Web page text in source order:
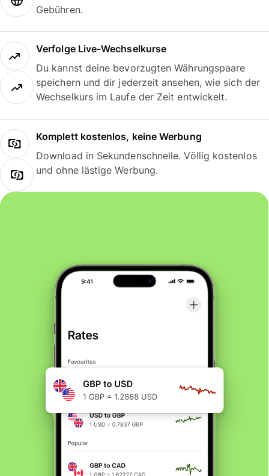
Gebühren.
Verfolge Live-Wechselkurse
Du kannst deine bevorzugten Währungspaare
speichern und dir jederzeit ansehen, wie sich der
Wechselkurs im Laufe der Zeit entwickelt.
Komplett kostenlos, keine Werbung
Download in Sekundenschnelle. Völlig kostenlos
und ohne lästige Werbung.